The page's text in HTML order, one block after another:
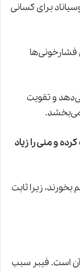
برای کسانی
فشارخونی‌ها
و تقویت
می‌بخشد.
و منی را زیاد
زیرا ثابت
آن است. فیبر سبب